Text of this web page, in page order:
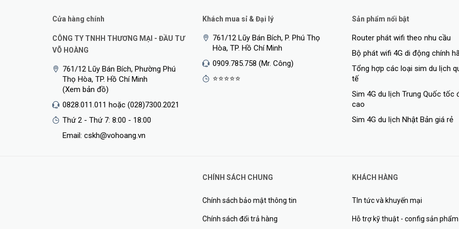
Bảo Mật Chủ Động: Với các tính năng bảo mật tích hợp, switch này giúp bảo vệ mạng khỏi các mối đe dọa an ninh.
Switch Aruba JL683A là sự kết hợp hoàn hảo giữa hiệu suất cao, tính linh hoạt và tính năng bảo mật, làm nổi bật trong danh
giải pháp mạng chuyên nghiệp của Aruba. Cho đến nay, đây là một lựa chọn đáng xem xét cho doanh nghiệp đòi hỏi kết nối
chắc và mạnh mẽ.
Cửa hàng chính
CÔNG TY TNHH THƯƠNG MẠI - ĐẦU TƯ
VÕ HOÀNG
761/12 Lũy Bán Bích, Phường Phú
Thọ Hòa, TP. Hồ Chí Minh
(Xem bản đồ)
0828.011.011 hoặc (028)7300.2021
Thứ 2 - Thứ 7: 8:00 - 18:00
Email: cskh@vohoang.vn
Khách mua sỉ & Đại lý
761/12 Lũy Bán Bích, P. Phú Thọ
Hòa, TP. Hồ Chí Minh
0909.785.758 (Mr. Công)
⭐⭐⭐⭐⭐
Sản phẩm nổi bật
Router phát wifi theo nhu cầu
Bộ phát wifi 4G di động chính
Tổng hợp các loại sim du lịch
tế
Sim 4G du lịch Trung Quốc tốc
cao
Sim 4G du lịch Nhật Bản giá rẻ
CHÍNH SÁCH CHUNG
Chính sách bảo mật thông tin
Chính sách đổi trả hàng
KHÁCH HÀNG
TIn tức và khuyến mại
Hỗ trợ kỹ thuật - config sản phẩm